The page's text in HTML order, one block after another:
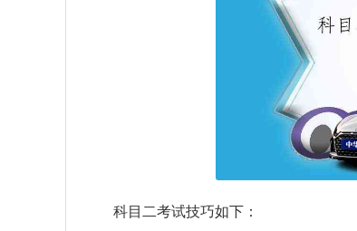
科目二考试技巧如下：